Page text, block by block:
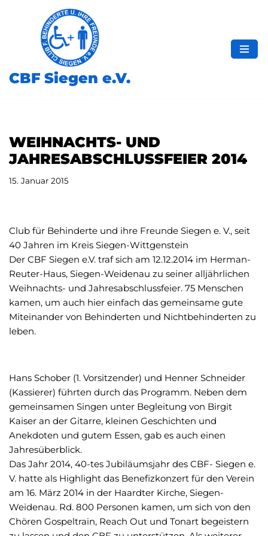
springen
CBF Siegen e.V.
WEIHNACHTS- UND
JAHRESABSCHLUSSFEIER 2014
15. Januar 2015
Club für Behinderte und ihre Freunde Siegen e. V., seit
40 Jahren im Kreis Siegen-Wittgenstein
Der CBF Siegen e.V. traf sich am 12.12.2014 im Herman-
Reuter-Haus, Siegen-Weidenau zu seiner alljährlichen
Weihnachts- und Jahresabschlussfeier. 75 Menschen
kamen, um auch hier einfach das gemeinsame gute
Miteinander von Behinderten und Nichtbehinderten zu
leben.
Hans Schober (1. Vorsitzender) und Henner Schneider
(Kassierer) führten durch das Programm. Neben dem
gemeinsamen Singen unter Begleitung von Birgit
Kaiser an der Gitarre, kleinen Geschichten und
Anekdoten und gutem Essen, gab es auch einen
Jahresüberblick.
Das Jahr 2014, 40-tes Jubiläumsjahr des CBF- Siegen e.
V. hatte als Highlight das Benefizkonzert für den Verein
am 16. März 2014 in der Haardter Kirche, Siegen-
Weidenau. Rd. 800 Personen kamen, um sich von den
Chören Gospeltrain, Reach Out und Tonart begeistern